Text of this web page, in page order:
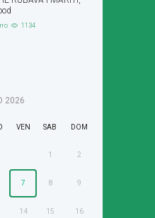
1134
2026
VEN SAB DOM
1 2
7 8 9
14 15 16